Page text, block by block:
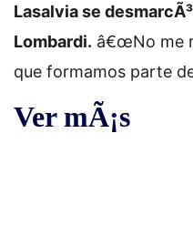
Lasalvia se
Lombardi. â€œNo me
que formamos parte
Ver mÃ¡s